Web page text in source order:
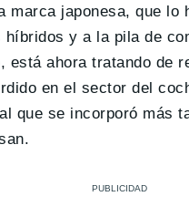
marca japonesa, que lo
híbridos y a la pila de
está ahora tratando de
en el sector del
que se incorporó más